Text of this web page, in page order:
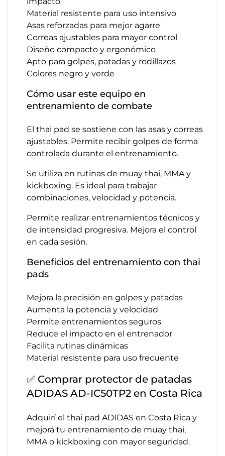
Material resistente para uso intensivo
Asas reforzadas para mejor agarre
Correas ajustables para mayor control
Diseño compacto y ergonómico
Apto para golpes, patadas y rodillazos
Colores negro y verde
Cómo usar este equipo en
entrenamiento de combate
El thai pad se sostiene con las asas y correas
ajustables. Permite recibir golpes de forma
controlada durante el entrenamiento.
Se utiliza en rutinas de muay thai, MMA y
kickboxing. Es ideal para trabajar
combinaciones, velocidad y potencia.
Permite realizar entrenamientos técnicos y
de intensidad progresiva. Mejora el control
en cada sesión.
Beneficios del entrenamiento con thai
pads
Mejora la precisión en golpes y patadas
Aumenta la potencia y velocidad
Permite entrenamientos seguros
Reduce el impacto en el entrenador
Facilita rutinas dinámicas
Material resistente para uso frecuente
✅ Comprar protector de patadas
ADIDAS AD-IC50TP2 en Costa Rica
Adquirí el thai pad ADIDAS en Costa Rica y
mejorá tu entrenamiento de muay thai,
MMA o kickboxing con mayor seguridad.